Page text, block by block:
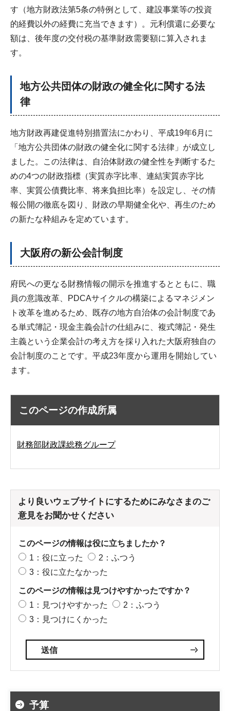
す（地方財政法第5条の特例として、建設事業等の投資
的経費以外の経費に充当できます）。元利償還に必要な
額は、後年度の交付税の基準財政需要額に算入されま
す。
地方公共団体の財政の健全化に関する法
律
地方財政再建促進特別措置法にかわり、平成19年6月に
「地方公共団体の財政の健全化に関する法律」が成立し
ました。この法律は、自治体財政の健全性を判断するた
めの4つの財政指標（実質赤字比率、連結実質赤字比
率、実質公債費比率、将来負担比率）を設定し、その情
報公開の徹底を図り、財政の早期健全化や、再生のため
の新たな枠組みを定めています。
大阪府の新公会計制度
府民への更なる財務情報の開示を推進するとともに、職
員の意識改革、PDCAサイクルの構築によるマネジメン
ト改革を進めるため、既存の地方自治体の会計制度であ
る単式簿記・現金主義会計の仕組みに、複式簿記・発生
主義という企業会計の考え方を採り入れた大阪府独自の
会計制度のことです。平成23年度から運用を開始してい
ます。
このページの作成所属
財務部財政課総務グループ
より良いウェブサイトにするためにみなさまのご
意見をお聞かせください
このページの情報は役に立ちましたか？
1：役に立った
2：ふつう
3：役に立たなかった
このページの情報は見つけやすかったですか？
1：見つけやすかった
2：ふつう
3：見つけにくかった
予算